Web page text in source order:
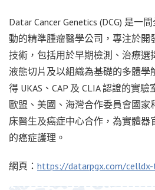
Datar Cancer Genetics (DCG) 是一
動的精準腫瘤醫學公司，專注於開
技術，包括用於早期檢測、治療選
液態切片及以組織為基礎的多體學
得 UKAS、CAP 及 CLIA 認證的實
歐盟、美國、海灣合作委員會國家
床醫生及癌症中心合作，為實體器
的癌症護理。
網頁： https://datarpgx.com/celldx-